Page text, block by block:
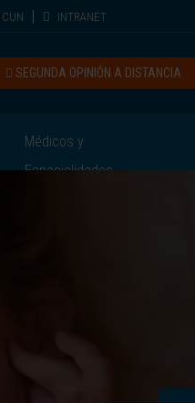
INTRANET
SEGUNDA OPINIÓN A DISTANCIA
Médicos y
Especialidades